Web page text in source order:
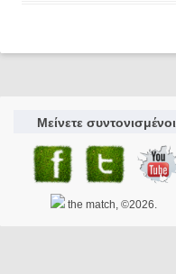
Μείνετε συντονισμένοι
the match, ©2026.